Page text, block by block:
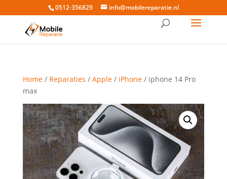
0512-356829 info@mobilereparatie.nl
Home/ Reparaties / Apple/ iPhone/ iphone 14 Pro
max